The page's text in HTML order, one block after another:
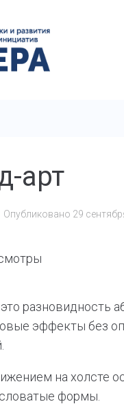
арт
Опубликовано 29
разновидность
эффекты без
на холсте
формы.